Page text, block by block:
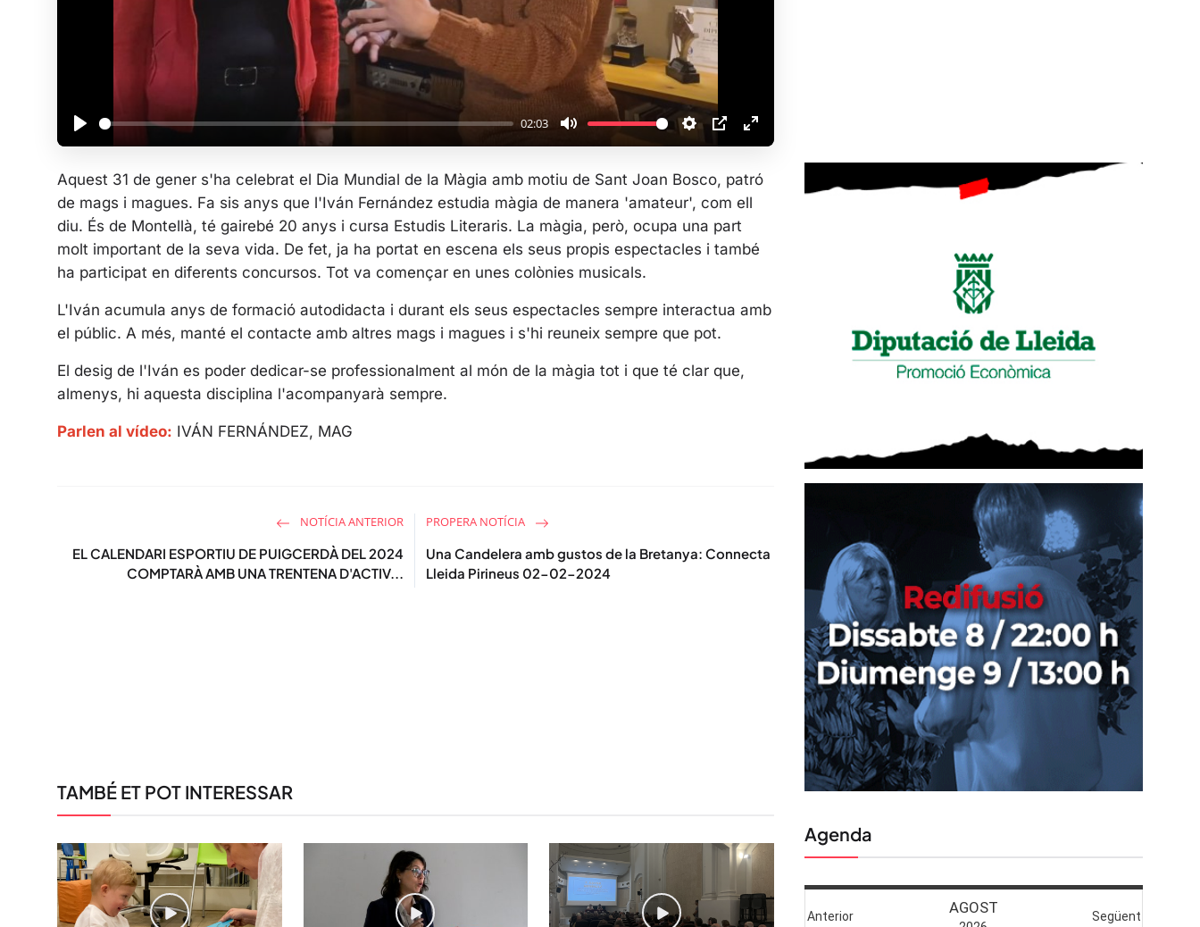
P
a
y
02:03
M
t
e
S
t
t
i
n
P
P
E
t
e
f
l
y
Aquest 31 de gener s'ha celebrat el Dia Mundial de la Màgia amb motiu de Sant Joan Bosco, patró
de mags i magues. Fa sis anys que l'Iván Fernández estudia màgia de manera 'amateur', com ell
diu. És de Montellà, té gairebé 20 anys i cursa Estudis Literaris. La màgia, però, ocupa una part
molt important de la seva vida. De fet, ja ha portat en escena els seus propis espectacles i també
ha participat en diferents concursos. Tot va començar en unes colònies musicals.
L'Iván acumula anys de formació autodidacta i durant els seus espectacles sempre interactua amb
el públic. A més, manté el contacte amb altres mags i magues i s'hi reuneix sempre que pot.
El desig de l'Iván es poder dedicar-se professionalment al món de la màgia tot i que té clar que,
almenys, hi aquesta disciplina l'acompanyarà sempre.
Parlen al vídeo: IVÁN FERNÁNDEZ, MAG
NOTÍCIA ANTERIOR
EL CALENDARI ESPORTIU DE PUIGCERDÀ DEL 2024
COMPTARÀ AMB UNA TRENTENA D'ACTIV...
PROPERA NOTÍCIA
Una Candelera amb gustos de la Bretanya: Connecta
Lleida Pirineus 02-02-2024
TAMBÉ ET POT INTERESSAR
Agenda